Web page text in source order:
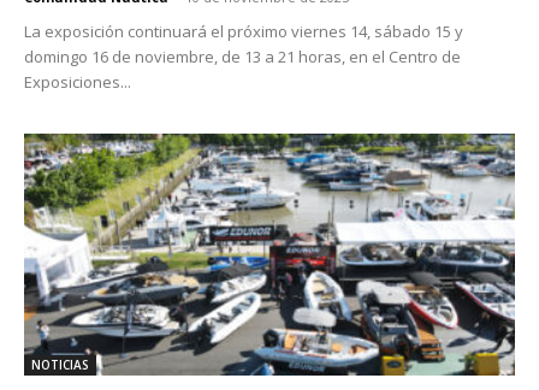
La exposición continuará el próximo viernes 14, sábado 15 y
domingo 16 de noviembre, de 13 a 21 horas, en el Centro de
Exposiciones...
NOTICIAS